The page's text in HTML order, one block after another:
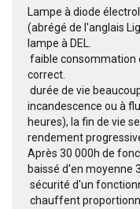
Lampe à diode
(abrégé de l'anglais
lampe à DEL.
 faible
correct.
 durée de vie
incandescence ou à
heures), la fin de vie
rendement
Après 30 000h de
baissé d'en moyenne
 sécurité d'un
 chauffent